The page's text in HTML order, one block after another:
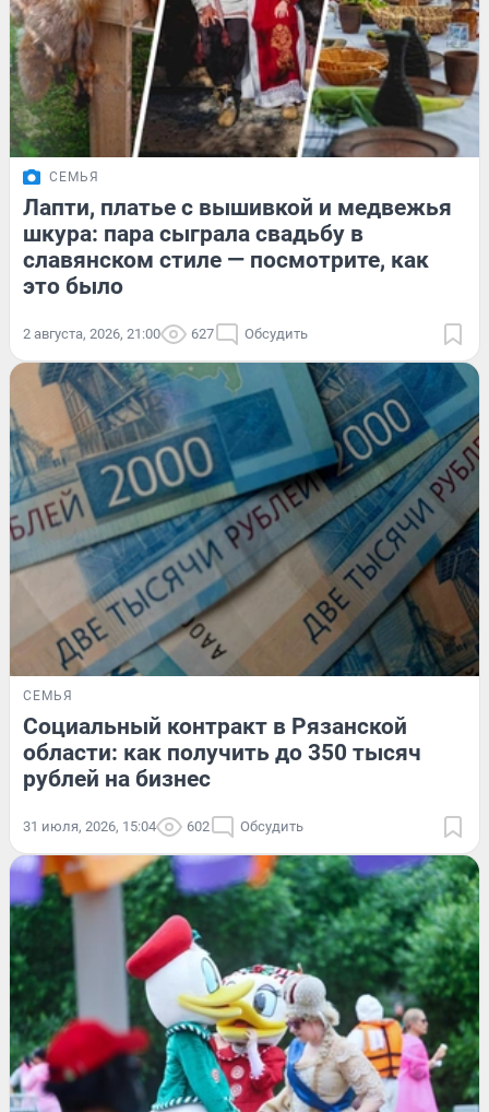
СЕМЬЯ
Лапти, платье с вышивкой и медвежья
шкура: пара сыграла свадьбу в
славянском стиле — посмотрите, как
это было
2 августа, 2026, 21:00 627 Обсудить
СЕМЬЯ
Социальный контракт в Рязанской
области: как получить до 350 тысяч
рублей на бизнес
31 июля, 2026, 15:04 602 Обсудить